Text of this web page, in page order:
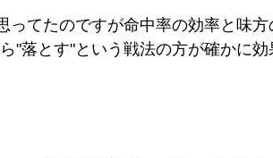
ってたのですが命中率の効率と味
"落とす"という戦法の方が確かに